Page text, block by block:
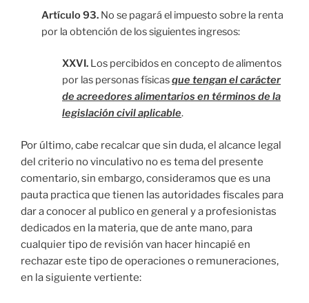
Artículo 93. No se pagará el impuesto sobre la renta
por la obtención de los siguientes ingresos:
XXVI. Los percibidos en concepto de alimentos
por las personas físicasque tengan el carácter
de acreedores alimentarios en términos de la
legislación civil aplicable.
Por último, cabe recalcar que sin duda, el alcance legal
del criterio no vinculativo no es tema del presente
comentario, sin embargo, consideramos que es una
pauta practica que tienen las autoridades fiscales para
dar a conocer al publico en general y a profesionistas
dedicados en la materia, que de ante mano, para
cualquier tipo de revisión van hacer hincapié en
rechazar este tipo de operaciones o remuneraciones,
en la siguiente vertiente: